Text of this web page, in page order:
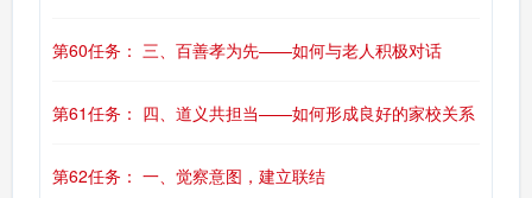
第60任务： 三、百善孝为先——如何与老人积极对话
第61任务： 四、道义共担当——如何形成良好的家校关系
第62任务： 一、觉察意图，建立联结